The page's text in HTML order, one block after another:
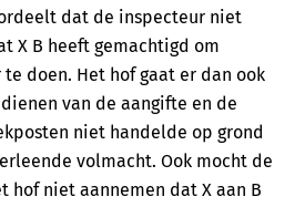
dat de inspecteur niet
X B heeft gemachtigd om
doen. Het hof gaat er dan ook
van de aangifte en de
niet handelde op grond
volmacht. Ook mocht de
hof niet aannemen dat X aan B